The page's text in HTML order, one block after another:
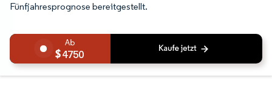
Fünfjahresprognose bereitgestellt.
4750